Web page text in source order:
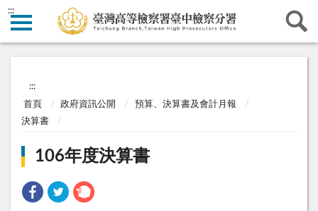
:::
:::
首頁 政府資訊公開
預算、決算書及會計月報
決算書
106年度決算書